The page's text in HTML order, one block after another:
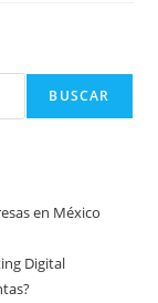
BUSCAR
en México
Digital